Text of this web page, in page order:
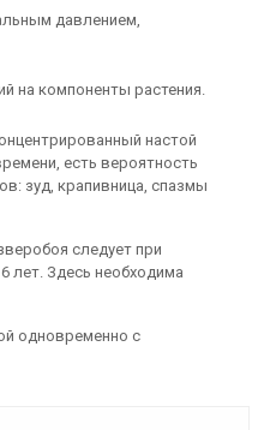
давлением,
на компоненты растения.
настой
есть вероятность
зуд, крапивница, спазмы
следует при
лет. Здесь необходима
одновременно с